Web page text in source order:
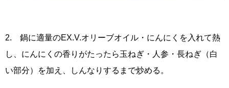
2. 鍋に適量のEX.V.オリーブオイル・にんにくを入れて熱
し、にんにくの香りがたったら玉ねぎ・人参・長ねぎ（白
い部分）を加え、しんなりするまで炒める。